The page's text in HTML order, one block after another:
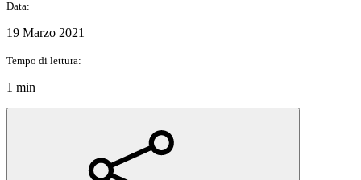
Data:
19 Marzo 2021
Tempo di lettura:
1 min